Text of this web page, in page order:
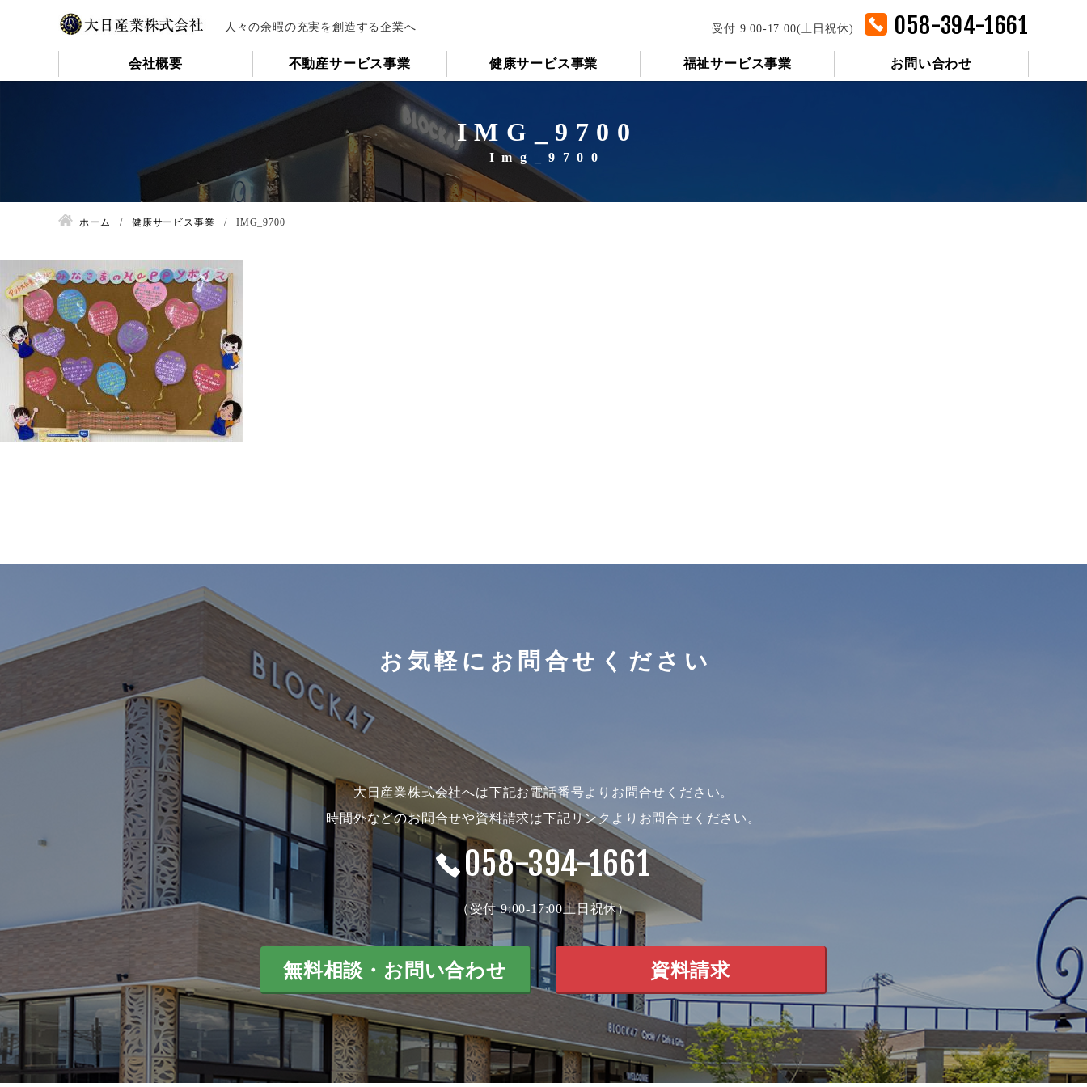
人々の余暇の充実を創造する企業へ 受付 9:00-17:00(土日祝休) 058-394-1661
会社概要 不動産サービス事業 健康サービス事業 福祉サービス事業 お問い合わせ
IMG_9700
ホーム 健康サービス事業 IMG_9700
お気軽にお問合せください
大日産業株式会社へは下記お電話番号よりお問合せください。
時間外などのお問合せや資料請求は下記リンクよりお問合せください。
058-394-1661
（受付 9:00-17:00土日祝休）
無料相談・お問い合わせ 資料請求